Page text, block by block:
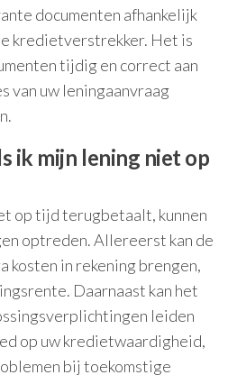
documenten afhankelijk
kredietverstrekker. Het is
tijdig en correct aan
van uw leningaanvraag
ik mijn lening niet op
op tijd terugbetaalt, kunnen
optreden. Allereerst kan de
in rekening brengen,
Daarnaast kan het
leiden
op uw kredietwaardigheid,
bij toekomstige